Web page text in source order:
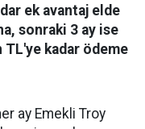
ek avantaj elde
sonraki 3 ay ise
TL'ye kadar ödeme
ay Emekli Troy